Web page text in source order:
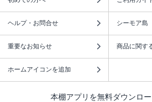
ヘルプ・お問合せ シーモア島
重要なお知らせ 商品に関す
ホームアイコンを追加
本棚アプリを無料ダウンロー